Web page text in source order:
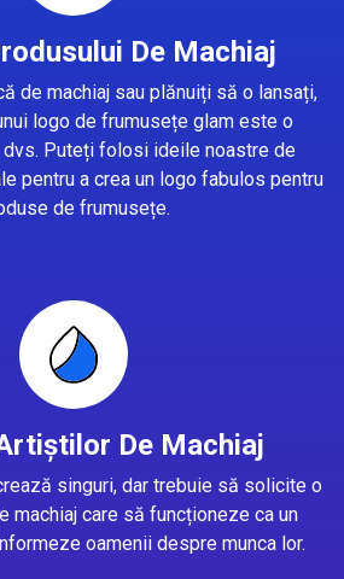
De Machiaj
de machiaj sau plănuiți să o lansați,
logo de frumusețe glam este o
Puteți folosi ideile noastre de
pentru a crea un logo fabulos pentru
de frumusețe.
De Machiaj
singuri, dar trebuie să solicite o
machiaj care să funcționeze ca un
oamenii despre munca lor.